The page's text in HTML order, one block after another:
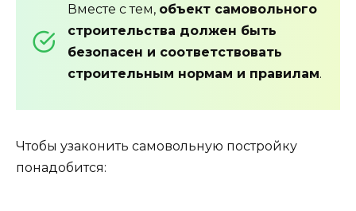
Вместе с тем, объект самовольного
строительства должен быть
безопасен и соответствовать
строительным нормам и правилам.
Чтобы узаконить самовольную постройку
понадобится: